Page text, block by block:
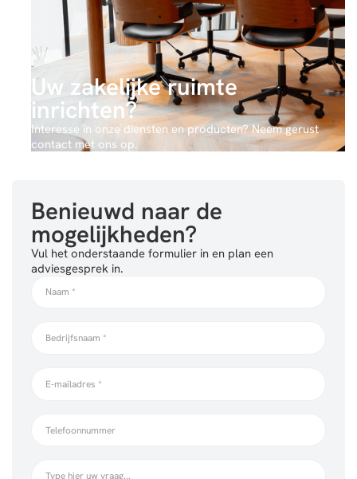
Uw zakelijke ruimte
inrichten?
Interesse in onze diensten en producten? Neem gerust
contact met ons op.
Benieuwd naar de
mogelijkheden?
Vul het onderstaande formulier in en plan een
adviesgesprek in.